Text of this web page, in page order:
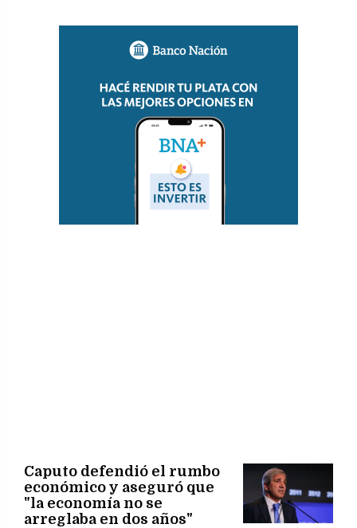
Caputo defendió el rumbo
económico y aseguró que
"la economía no se
arreglaba en dos años"